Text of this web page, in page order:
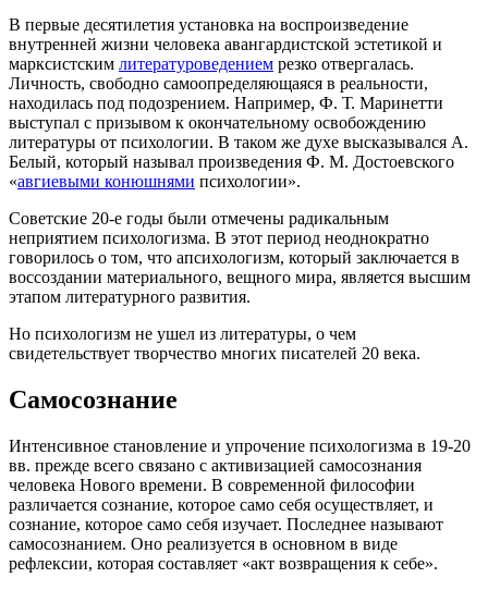
В первые десятилетия установка на воспроизведение
внутренней жизни человека авангардистской эстетикой и
марксистским литературоведением резко отвергалась.
Личность, свободно самоопределяющаяся в реальности,
находилась под подозрением. Например, Ф. Т. Маринетти
выступал с призывом к окончательному освобождению
литературы от психологии. В таком же духе высказывался А.
Белый, который называл произведения Ф. М. Достоевского
«авгиевыми конюшнями психологии».
Советские 20-е годы были отмечены радикальным
неприятием психологизма. В этот период неоднократно
говорилось о том, что апсихологизм, который заключается в
воссоздании материального, вещного мира, является высшим
этапом литературного развития.
Но психологизм не ушел из литературы, о чем
свидетельствует творчество многих писателей 20 века.
Самосознание
Интенсивное становление и упрочение психологизма в 19-20
вв. прежде всего связано с активизацией самосознания
человека Нового времени. В современной философии
различается сознание, которое само себя осуществляет, и
сознание, которое само себя изучает. Последнее называют
самосознанием. Оно реализуется в основном в виде
рефлексии, которая составляет «акт возвращения к себе».